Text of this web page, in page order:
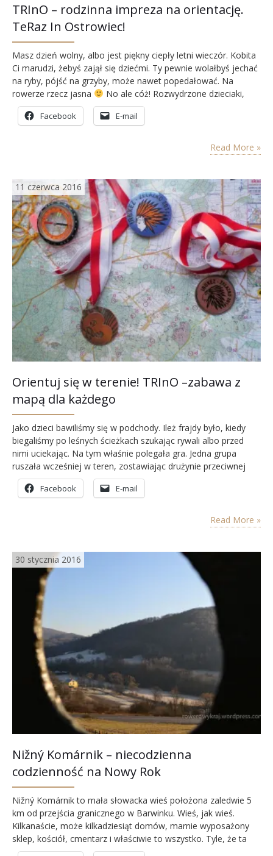
TRInO – rodzinna impreza na orientację.
TeRaz In Ostrowiec!
Masz dzień wolny, albo jest piękny ciepły letni wieczór. Kobita
Ci marudzi, żebyś zajął się dziećmi. Ty pewnie wolałbyś jechać
na ryby, pójść na grzyby, może nawet popedałować. Na
rowerze rzecz jasna
No ale cóż! Rozwydrzone dzieciaki,
rozgrymaszona żona. Rodzina zobowiązuje!
Facebook E-mail
Read More »
11 czerwca 2016
Orientuj się w terenie! TRInO –zabawa z
mapą dla każdego
Jako dzieci bawiliśmy się w podchody. Ileż frajdy było, kiedy
biegaliśmy po leśnych ścieżkach szukając rywali albo przed
nimi uciekając. Na tym właśnie polegała gra. Jedna grupa
ruszała wcześniej w teren, zostawiając drużynie przeciwnej
wskazówki i ślady w postaci rysowanych na glebie lub
układanych z patyków strzałek, zaczepianych na gałęziach
Facebook E-mail
Read More »
30 stycznia 2016
Nižný Komárnik – niecodzienna
codzienność na Nowy Rok
Nižný Komárnik to mała słowacka wieś położona zaledwie 5
km od przejścia granicznego w Barwinku. Wieś, jak wieś.
Kilkanaście, może kilkadziesiąt domów, marnie wyposażony
sklep, kościół, cmentarz i właściwie to wszystko. Tyle, że ta
wioska nie taka znowu zwyczajna. O tym przekonałam się w